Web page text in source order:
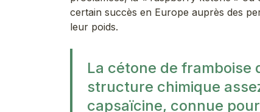
certain succès en Europe auprès des
leur poids.
La cétone de framboise
structure chimique
capsaïcine, connue